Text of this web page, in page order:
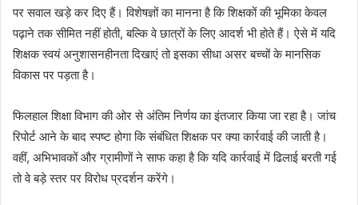
पर सवाल खड़े कर दिए हैं। विशेषज्ञों का मानना है कि शिक्षकों की भूमिका केवल
पढ़ाने तक सीमित नहीं होती, बल्कि वे छात्रों के लिए आदर्श भी होते हैं। ऐसे में यदि
शिक्षक स्वयं अनुशासनहीनता दिखाएं तो इसका सीधा असर बच्चों के मानसिक
विकास पर पड़ता है।
फिलहाल शिक्षा विभाग की ओर से अंतिम निर्णय का इंतजार किया जा रहा है। जांच
रिपोर्ट आने के बाद स्पष्ट होगा कि संबंधित शिक्षक पर क्या कार्रवाई की जाती है।
वहीं, अभिभावकों और ग्रामीणों ने साफ कहा है कि यदि कार्रवाई में ढिलाई बरती गई
तो वे बड़े स्तर पर विरोध प्रदर्शन करेंगे।